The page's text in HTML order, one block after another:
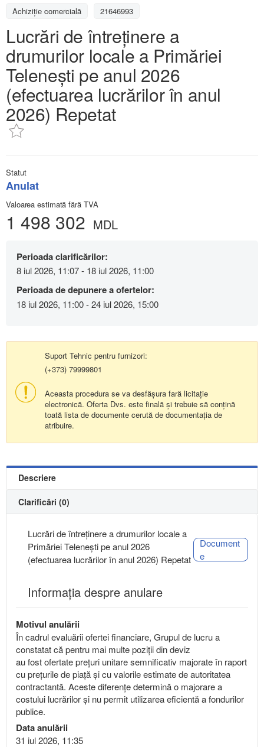
Achizițiе comercială 21646993
Lucrări de întreținere a
drumurilor locale a Primăriei
Telenești pe anul 2026
(efectuarea lucrărilor în anul
2026) Repetat
Statut
Anulat
Valoarea estimată fără TVA
1 498 302 MDL
Perioada clarificărilor:
8 iul 2026, 11:07 - 18 iul 2026, 11:00
Perioada de depunere a ofertelor:
18 iul 2026, 11:00 - 24 iul 2026, 15:00
Suport Tehnic pentru furnizori:
(+373) 79999801
Aceasta procedura se va desfășura fară licitație
electronică. Oferta Dvs. este finală și trebuie să conțină
toată lista de documente cerută de documentația de
atribuire.
Descriere
Clarificări (0)
Lucrări de întreținere a drumurilor locale a
Primăriei Telenești pe anul 2026
(efectuarea lucrărilor în anul 2026) Repetat
Document
e
Informația despre anulare
Motivul anulării
În cadrul evaluării ofertei financiare, Grupul de lucru a
constatat că pentru mai multe poziții din deviz
au fost ofertate prețuri unitare semnificativ majorate în raport
cu prețurile de piață și cu valorile estimate de autoritatea
contractantă. Aceste diferențe determină o majorare a
costului lucrărilor și nu permit utilizarea eficientă a fondurilor
publice.
Data anulării
31 iul 2026, 11:35